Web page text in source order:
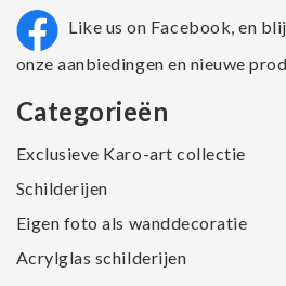
Like us on Facebook, en
onze aanbiedingen en nieuwe
Categorieën
Exclusieve Karo-art collectie
Schilderijen
Eigen foto als wanddecoratie
Acrylglas schilderijen